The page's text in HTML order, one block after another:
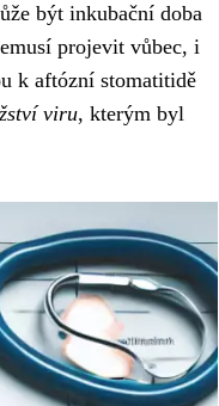
být inkubační doba
projevit vůbec, i
k aftózní stomatitidě
viru, kterým byl